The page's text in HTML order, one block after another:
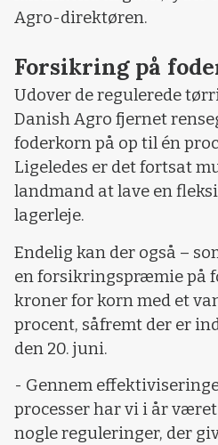
Agro-direktøren.
Forsikring på
Udover de regulerede
Danish Agro fjernet
foderkorn på op til én
Ligeledes er det fortsat
landmand at lave en
lagerleje.
Endelig kan der også –
en forsikringspræmie på
kroner for korn med et
procent, såfremt der er
den 20. juni.
- Gennem
processer har vi i år
nogle reguleringer, der